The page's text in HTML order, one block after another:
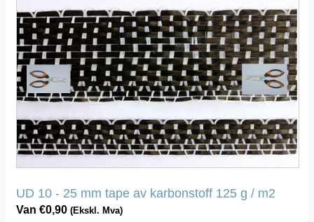
UD 10 - 25 mm tape av karbonstoff 125 g / m2
Van €0,90 (Ekskl. Mva)
produktet
har
flere
varianter.
Dette
alternativet
kan
velges
på